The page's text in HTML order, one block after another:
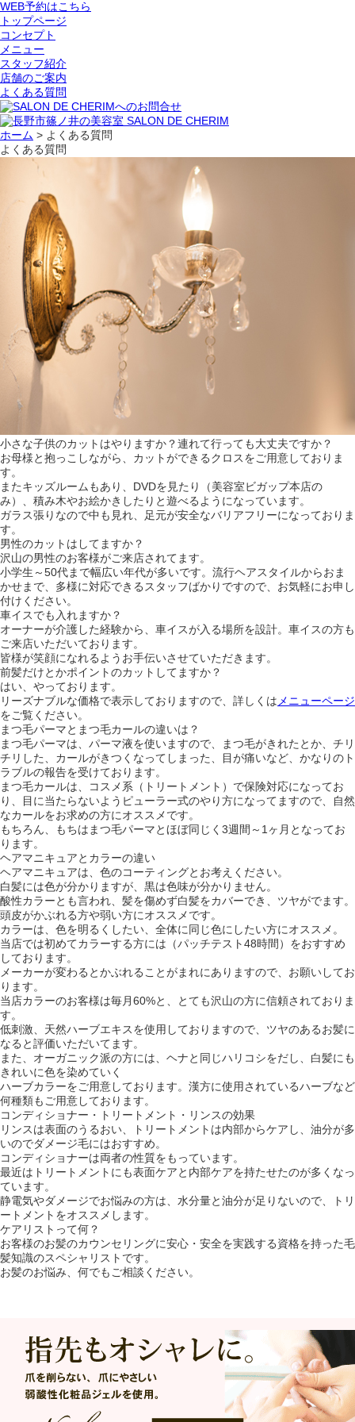
WEB予約はこちら
トップページ
コンセプト
メニュー
スタッフ紹介
店舗のご案内
よくある質問
ホーム > よくある質問
よくある質問
小さな子供のカットはやりますか？連れて行っても大丈夫ですか？
お母様と抱っこしながら、カットができるクロスをご用意しておりま
す。
またキッズルームもあり、DVDを見たり（美容室ビガップ本店の
み）、積み木やお絵かきしたりと遊べるようになっています。
ガラス張りなので中も見れ、足元が安全なバリアフリーになっておりま
す。
男性のカットはしてますか？
沢山の男性のお客様がご来店されてます。
小学生～50代まで幅広い年代が多いです。流行ヘアスタイルからおま
かせまで、多様に対応できるスタッフばかりですので、お気軽にお申し
付けください。
車イスでも入れますか？
オーナーが介護した経験から、車イスが入る場所を設計。車イスの方も
ご来店いただいております。
皆様が笑顔になれるようお手伝いさせていただきます。
前髪だけとかポイントのカットしてますか？
はい、やっております。
リーズナブルな価格で表示しておりますので、詳しくは メニューページ
をご覧ください。
まつ毛パーマとまつ毛カールの違いは？
まつ毛パーマは、パーマ液を使いますので、まつ毛がきれたとか、チリ
チリした、カールがきつくなってしまった、目が痛いなど、かなりのト
ラブルの報告を受けております。
まつ毛カールは、コスメ系（トリートメント）で保険対応になってお
り、目に当たらないようピューラー式のやり方になってますので、自然
なカールをお求めの方にオススメです。
もちろん、もちはまつ毛パーマとほぼ同じく3週間～1ヶ月となってお
ります。
ヘアマニキュアとカラーの違い
ヘアマニキュアは、色のコーティングとお考えください。
白髪には色が分かりますが、黒は色味が分かりません。
酸性カラーとも言われ、髪を傷めず白髪をカバーでき、ツヤがでます。
頭皮がかぶれる方や弱い方にオススメです。
カラーは、色を明るくしたい、全体に同じ色にしたい方にオススメ。
当店では初めてカラーする方には（パッチテスト48時間）をおすすめ
しております。
メーカーが変わるとかぶれることがまれにありますので、お願いしてお
ります。
当店カラーのお客様は毎月60%と、とても沢山の方に信頼されておりま
す。
低刺激、天然ハーブエキスを使用しておりますので、ツヤのあるお髪に
なると評価いただいてます。
また、オーガニック派の方には、ヘナと同じハリコシをだし、白髪にも
きれいに色を染めていく
ハーブカラーをご用意しております。漢方に使用されているハーブなど
何種類もご用意しております。
コンディショナー・トリートメント・リンスの効果
リンスは表面のうるおい、トリートメントは内部からケアし、油分が多
いのでダメージ毛にはおすすめ。
コンディショナーは両者の性質をもっています。
最近はトリートメントにも表面ケアと内部ケアを持たせたのが多くなっ
ています。
静電気やダメージでお悩みの方は、水分量と油分が足りないので、トリ
ートメントをオススメします。
ケアリストって何？
お客様のお髪のカウンセリングに安心・安全を実践する資格を持った毛
髪知識のスペシャリストです。
お髪のお悩み、何でもご相談ください。